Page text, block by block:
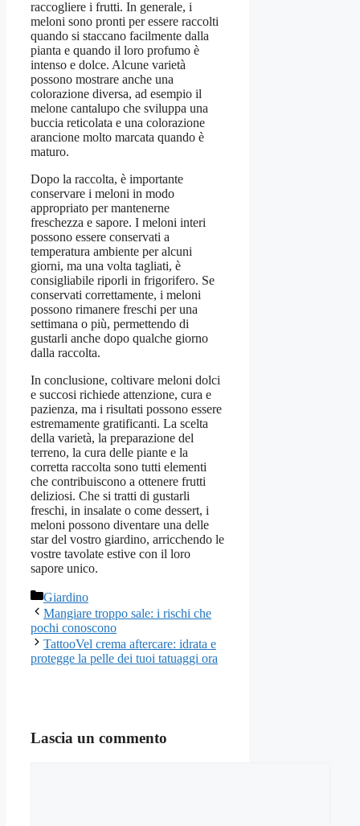
raccogliere i frutti. In generale, i
meloni sono pronti per essere raccolti
quando si staccano facilmente dalla
pianta e quando il loro profumo è
intenso e dolce. Alcune varietà
possono mostrare anche una
colorazione diversa, ad esempio il
melone cantalupo che sviluppa una
buccia reticolata e una colorazione
arancione molto marcata quando è
maturo.
Dopo la raccolta, è importante
conservare i meloni in modo
appropriato per mantenerne
freschezza e sapore. I meloni interi
possono essere conservati a
temperatura ambiente per alcuni
giorni, ma una volta tagliati, è
consigliabile riporli in frigorifero. Se
conservati correttamente, i meloni
possono rimanere freschi per una
settimana o più, permettendo di
gustarli anche dopo qualche giorno
dalla raccolta.
In conclusione, coltivare meloni dolci
e succosi richiede attenzione, cura e
pazienza, ma i risultati possono essere
estremamente gratificanti. La scelta
della varietà, la preparazione del
terreno, la cura delle piante e la
corretta raccolta sono tutti elementi
che contribuiscono a ottenere frutti
deliziosi. Che si tratti di gustarli
freschi, in insalate o come dessert, i
meloni possono diventare una delle
star del vostro giardino, arricchendo le
vostre tavolate estive con il loro
sapore unico.
Categorie
Giardino
Mangiare troppo sale: i rischi che
pochi conoscono
TattooVel crema aftercare: idrata e
protegge la pelle dei tuoi tatuaggi ora
Lascia un commento